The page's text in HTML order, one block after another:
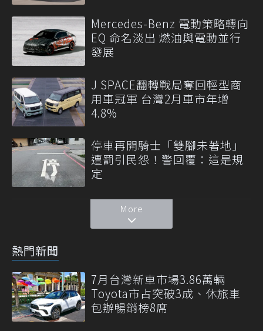
Mercedes-Benz 電動策略轉向
EQ 命名淡出 燃油與電動並行
發展
J SPACE翻轉戰局奪回輕型商
用車冠軍 台灣2月車市年增
4.8%
停車再開騎士「雙腳未著地」
遭罰引民怨！警回覆：這是規
定
More
熱門新聞
7月台灣新車市場3.86萬輛
Toyota市占突破3成、休旅車
包辦暢銷榜8席